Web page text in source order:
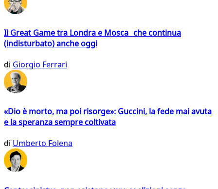
Il Great Game tra Londra e Mosca che continua
(indisturbato) anche oggi
di Giorgio Ferrari
«Dio è morto, ma poi risorge»: Guccini, la fede mai avuta
e la speranza sempre coltivata
di Umberto Folena